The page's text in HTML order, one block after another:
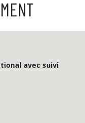
avec suivi